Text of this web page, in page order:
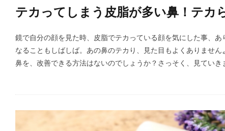
テカってしまう皮脂が多い鼻！テカ
鏡で自分の顔を見た時、皮脂でテカっている顔を気にした事、
なることもしばしば。あの鼻のテカり、見た目もよくありませ
鼻を、改善できる方法はないのでしょうか？さっそく、見ていき